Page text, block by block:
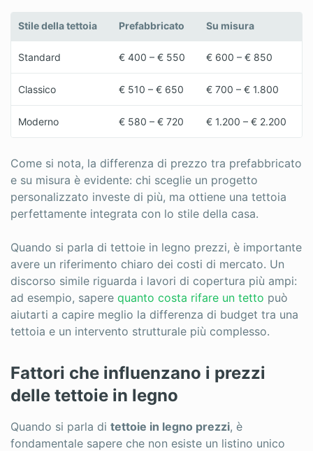
Stile della tettoia Prefabbricato Su misura
Standard € 400 – € 550 € 600 – € 850
Classico € 510 – € 650 € 700 – € 1.800
Moderno € 580 – € 720 € 1.200 – € 2.200
Come si nota, la differenza di prezzo tra prefabbricato
e su misura è evidente: chi sceglie un progetto
personalizzato investe di più, ma ottiene una tettoia
perfettamente integrata con lo stile della casa.
Quando si parla di tettoie in legno prezzi, è importante
avere un riferimento chiaro dei costi di mercato. Un
discorso simile riguarda i lavori di copertura più ampi:
ad esempio, sapere quanto costa rifare un tetto può
aiutarti a capire meglio la differenza di budget tra una
tettoia e un intervento strutturale più complesso.
Fattori che influenzano i prezzi
delle tettoie in legno
Quando si parla di tettoie in legno prezzi, è
fondamentale sapere che non esiste un listino unico